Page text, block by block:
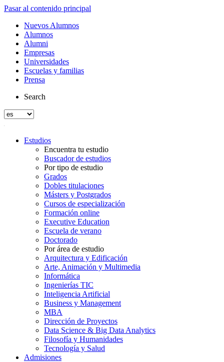
Pasar al contenido principal
Nuevos Alumnos
Alumnos
Alumni
Empresas
Universidades
Escuelas y familias
Prensa
Search
Estudios
Encuentra tu estudio
Buscador de estudios
Por tipo de estudio
Grados
Dobles titulaciones
Másters y Postgrados
Cursos de especialización
Formación online
Executive Education
Escuela de verano
Doctorado
Por área de estudio
Arquitectura y Edificación
Arte, Animación y Multimedia
Informática
Ingenierías TIC
Inteligencia Artificial
Business y Management
MBA
Dirección de Proyectos
Data Science & Big Data Analytics
Filosofía y Humanidades
Tecnología y Salud
Admisiones